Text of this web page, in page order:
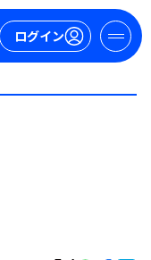
ログイン